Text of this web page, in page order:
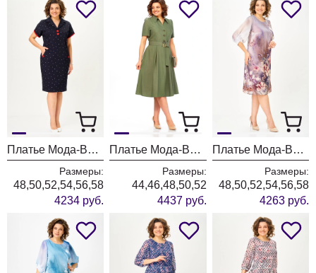
Платье Мода-Версаль 2673 темно-синий
Размеры:
48,50,52,54,56,58
4234 руб.
Платье Мода-Версаль 2662 хаки
Размеры:
44,46,48,50,52
4437 руб.
Платье Мода-Версаль 2646 пудра
Размеры:
48,50,52,54,56,58
4263 руб.